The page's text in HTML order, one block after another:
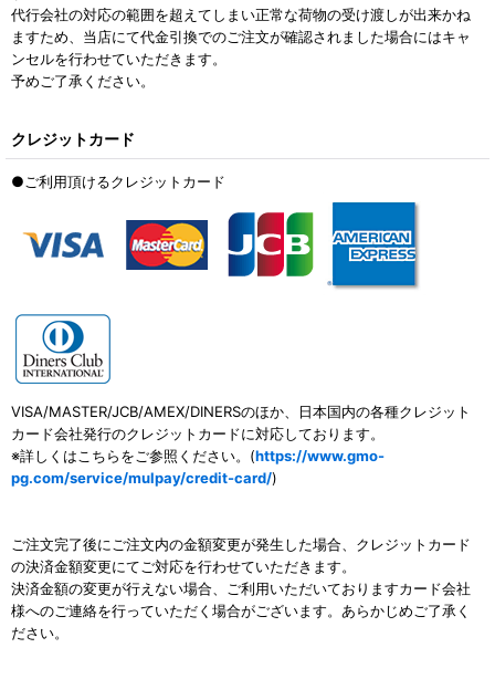
代行会社の対応の範囲を超えてしまい正常な荷物の受け渡しが出来かね
ますため、当店にて代金引換でのご注文が確認されました場合にはキャ
ンセルを行わせていただきます。
予めご了承ください。
クレジットカード
●ご利用頂けるクレジットカード
VISA/MASTER/JCB/AMEX/DINERSのほか、日本国内の各種クレジット
カード会社発行のクレジットカードに対応しております。
※詳しくはこちらをご参照ください。(https://www.gmo-
pg.com/service/mulpay/credit-card/)
ご注文完了後にご注文内の金額変更が発生した場合、クレジットカード
の決済金額変更にてご対応を行わせていただきます。
決済金額の変更が行えない場合、ご利用いただいておりますカード会社
様へのご連絡を行っていただく場合がございます。あらかじめご了承く
ださい。